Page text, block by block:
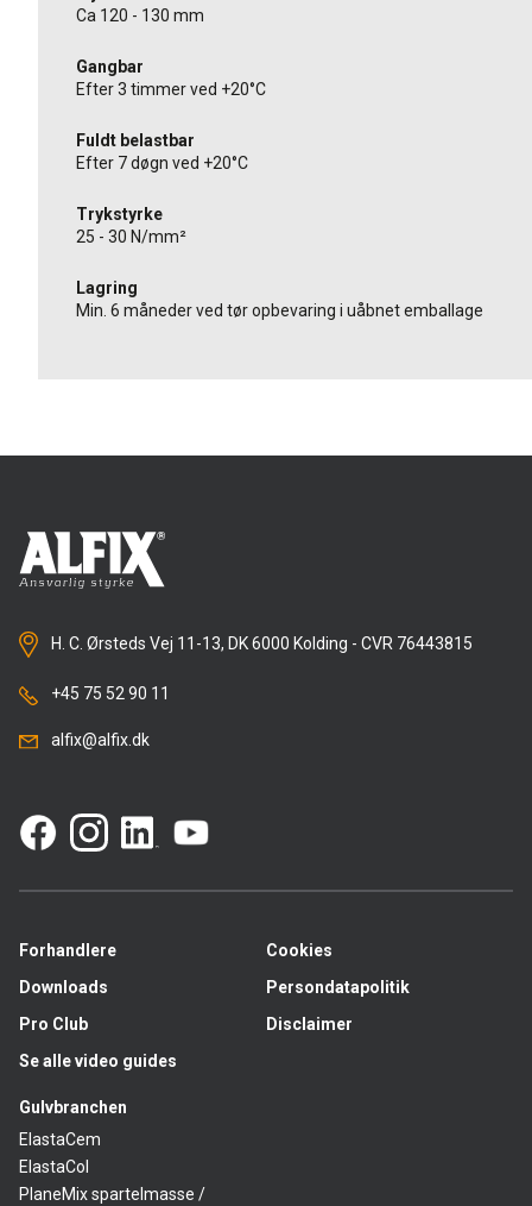
Ca 120 - 130 mm
Gangbar
Efter 3 timmer ved +20°C
Fuldt belastbar
Efter 7 døgn ved +20°C
Trykstyrke
25 - 30 N/mm²
Lagring
Min. 6 måneder ved tør opbevaring i uåbnet emballage
H. C. Ørsteds Vej 11-13, DK 6000 Kolding - CVR 76443815
+45 75 52 90 11
alfix@alfix.dk
Forhandlere
Downloads
Pro Club
Se alle video guides
Gulvbranchen
ElastaCem
ElastaCol
PlaneMix spartelmasse /
Cookies
Persondatapolitik
Disclaimer